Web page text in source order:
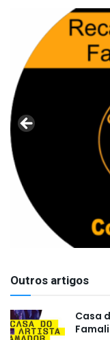
Outros artigos
Casa